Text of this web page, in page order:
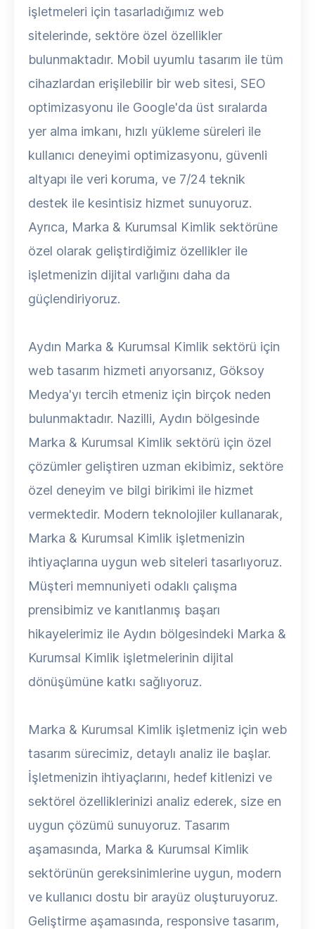
işletmeleri için tasarladığımız web
sitelerinde, sektöre özel özellikler
bulunmaktadır. Mobil uyumlu tasarım ile tüm
cihazlardan erişilebilir bir web sitesi, SEO
optimizasyonu ile Google'da üst sıralarda
yer alma imkanı, hızlı yükleme süreleri ile
kullanıcı deneyimi optimizasyonu, güvenli
altyapı ile veri koruma, ve 7/24 teknik
destek ile kesintisiz hizmet sunuyoruz.
Ayrıca, Marka & Kurumsal Kimlik sektörüne
özel olarak geliştirdiğimiz özellikler ile
işletmenizin dijital varlığını daha da
güçlendiriyoruz.
Aydın Marka & Kurumsal Kimlik sektörü için
web tasarım hizmeti arıyorsanız, Göksoy
Medya'yı tercih etmeniz için birçok neden
bulunmaktadır. Nazilli, Aydın bölgesinde
Marka & Kurumsal Kimlik sektörü için özel
çözümler geliştiren uzman ekibimiz, sektöre
özel deneyim ve bilgi birikimi ile hizmet
vermektedir. Modern teknolojiler kullanarak,
Marka & Kurumsal Kimlik işletmenizin
ihtiyaçlarına uygun web siteleri tasarlıyoruz.
Müşteri memnuniyeti odaklı çalışma
prensibimiz ve kanıtlanmış başarı
hikayelerimiz ile Aydın bölgesindeki Marka &
Kurumsal Kimlik işletmelerinin dijital
dönüşümüne katkı sağlıyoruz.
Marka & Kurumsal Kimlik işletmeniz için web
tasarım sürecimiz, detaylı analiz ile başlar.
İşletmenizin ihtiyaçlarını, hedef kitlenizi ve
sektörel özelliklerinizi analiz ederek, size en
uygun çözümü sunuyoruz. Tasarım
aşamasında, Marka & Kurumsal Kimlik
sektörünün gereksinimlerine uygun, modern
ve kullanıcı dostu bir arayüz oluşturuyoruz.
Geliştirme aşamasında, responsive tasarım,